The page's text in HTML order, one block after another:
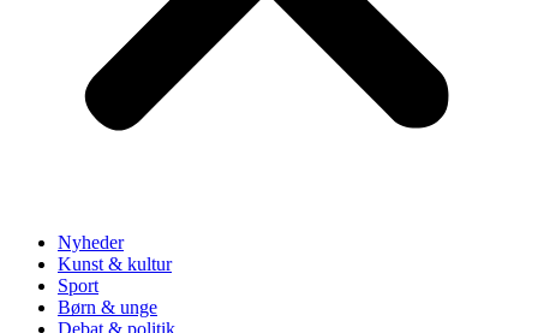
Nyheder
Kunst & kultur
Sport
Børn & unge